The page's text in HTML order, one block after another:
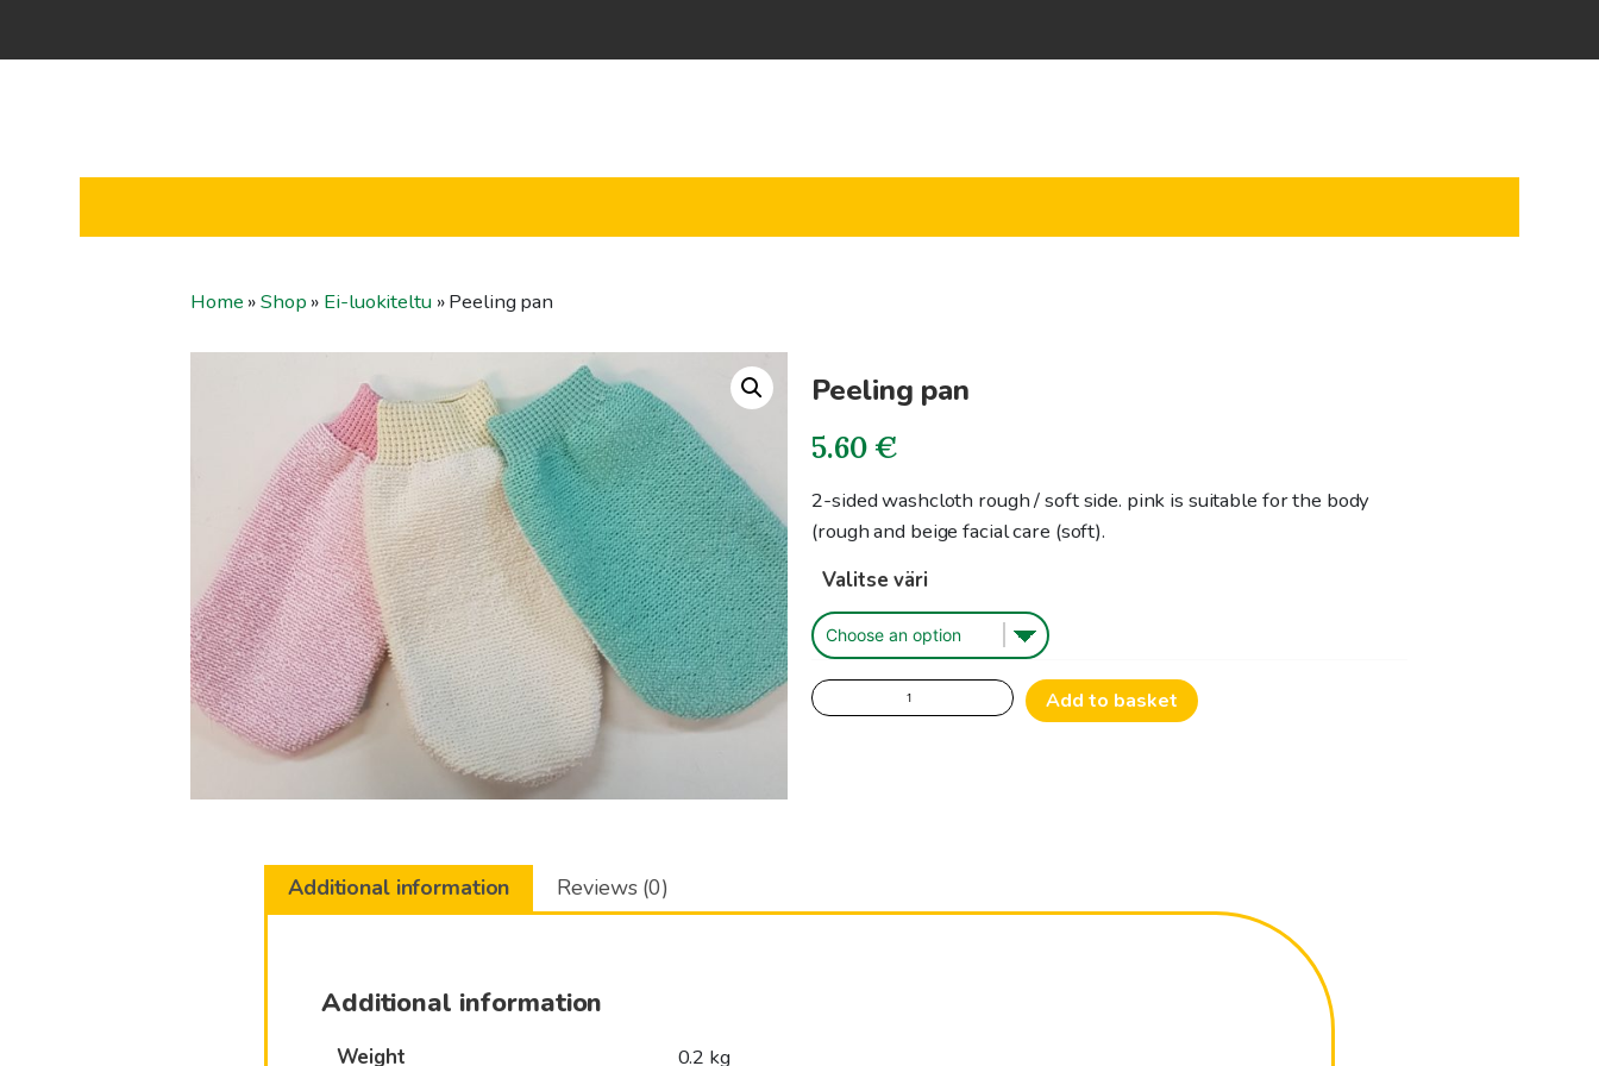
Home »Shop » Ei-luokiteltu»Peeling pan
Peeling pan
5.60€
2-sided washcloth rough / soft side. pink is suitable for the body
(rough and beige facial care (soft).
Valitse väri
Peeling
pan
Add to basket
Additional information Reviews (0)
Additional information
Weight
0.2 kg